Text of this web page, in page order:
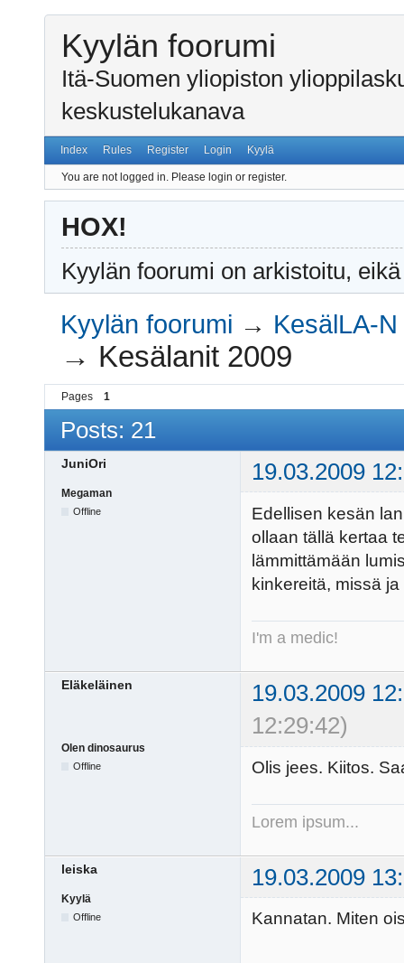
Kyylän foorumi
Itä-Suomen yliopiston
keskustelukanava
Index Rules Register Login Kyylä
You are not logged in. Please login or register.
HOX!
Kyylän foorumi on arkistoitu,
Kyylän foorumi → KesälLA-
→ Kesälanit 2009
Pages 1
Posts: 21
JuniOri 19.03.2009
Megaman
Offline
Edellisen kesän
ollaan tällä kertaa
lämmittämään
kinkereitä, missä
I'm a medic!
Eläkeläinen
19.03.2009
12:29:42)
Olen dinosaurus
Offline Olis jees. Kiitos.
Lorem ipsum...
leiska 19.03.2009
Kyylä
Offline Kannatan. Miten